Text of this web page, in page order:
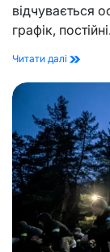
відчувається
графік,
Читати далі
в
Києві:
меню
від